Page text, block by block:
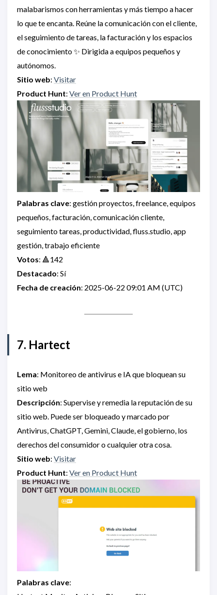
malabarismos con herramientas y más tiempo a hacer
lo que te encanta. Reúne la comunicación con el cliente,
el seguimiento de tareas, la facturación y los espacios
de conocimiento ✨ Dirigida a equipos pequeños y
autónomos.
Sitio web: Visitar
Product Hunt: Ver en Product Hunt
Palabras clave: gestión proyectos, freelance, equipos
pequeños, facturación, comunicación cliente,
seguimiento tareas, productividad, fluss.studio, app
gestión, trabajo eficiente
Votos: 🔺142
Destacado: Sí
Fecha de creación: 2025-06-22 09:01 AM (UTC)
7. Hartect
Lema: Monitoreo de antivirus e IA que bloquean su
sitio web
Descripción: Supervise y remedia la reputación de su
sitio web. Puede ser bloqueado y marcado por
Antivirus, ChatGPT, Gemini, Claude, el gobierno, los
derechos del consumidor o cualquier otra cosa.
Sitio web: Visitar
Product Hunt: Ver en Product Hunt
Palabras clave: